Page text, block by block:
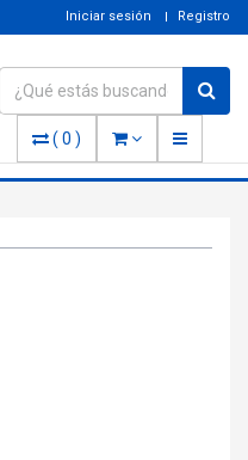
Iniciar sesión Registro
( 0 )